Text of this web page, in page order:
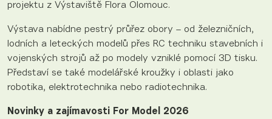
projektu z Výstaviště Flora Olomouc.
Výstava nabídne pestrý průřez obory – od železničních,
lodních a leteckých modelů přes RC techniku stavebních i
vojenských strojů až po modely vzniklé pomocí 3D tisku.
Představí se také modelářské kroužky i oblasti jako
robotika, elektrotechnika nebo radiotechnika.
Novinky a zajímavosti For Model 2026